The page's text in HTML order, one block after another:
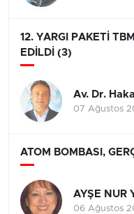
12. YARGI PAKETİ
EDİLDİ (3)
Av. Dr.
07 Ağustos
ATOM BOMBASI,
AYŞE NUR
06 Ağustos